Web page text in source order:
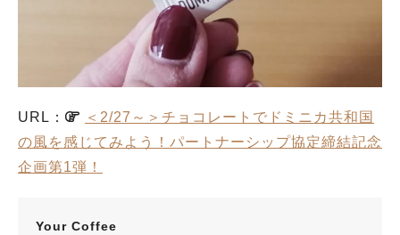
URL：
＜2/27～＞チョコレートでドミニカ共和国
の風を感じてみよう！パートナーシップ協定締結記念
企画第1弾！
Your Coffee